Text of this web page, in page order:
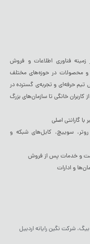
زمینه فناوری اطلاعات و فروش
و محصولات در حوزه‌های مختلف
حرفه‌ای و تجربه‌ی گسترده در
کاربران خانگی تا سازمان‌های بزرگ
گارانتی اصلی
سوییچ، کابل‌های شبکه و
و خدمات پس از فروش
و ادارات
شرکت نگین رایانه اردبیل